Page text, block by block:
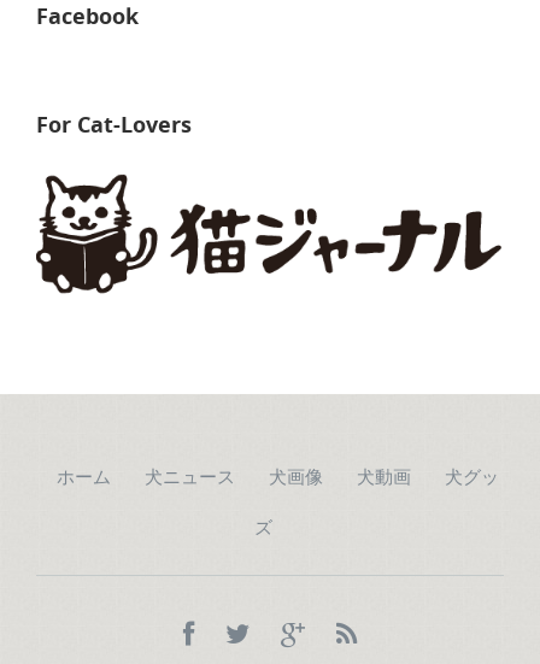
Facebook
For Cat-Lovers
ホーム 犬ニュース 犬画像 犬動画 犬グッ
ズ